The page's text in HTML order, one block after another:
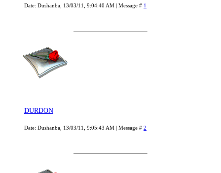
Date: Dushanba, 13/03/11, 9:04:40 AM | Message # 1
DURDON
Date: Dushanba, 13/03/11, 9:05:43 AM | Message # 2